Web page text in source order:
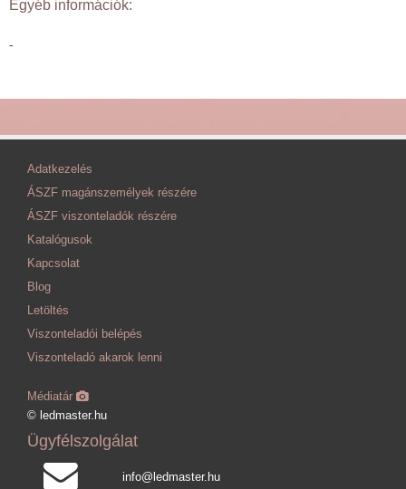
Egyéb információk:
-
Adatkezelés
ÁSZF magánszemélyek részére
ÁSZF viszonteladók részére
Katalógusok
Kapcsolat
Blog
Letöltés
Viszonteladói belépés
Viszonteladó akarok lenni
Médiatár
© ledmaster.hu
Ügyfélszolgálat
info@ledmaster.hu